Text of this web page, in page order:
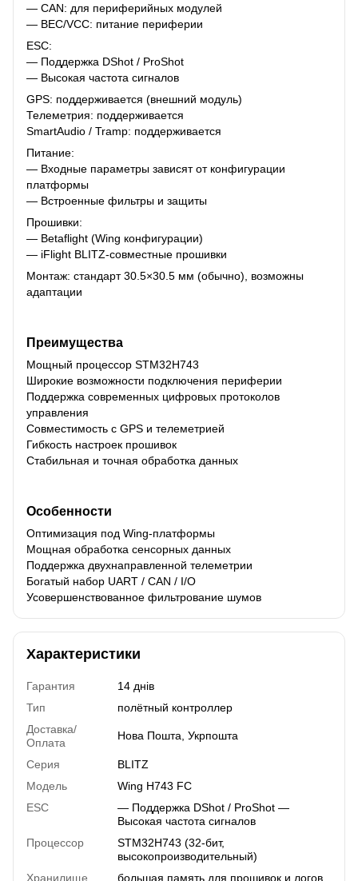
— CAN: для периферийных модулей
— BEC/VCC: питание периферии
ESC:
— Поддержка DShot / ProShot
— Высокая частота сигналов
GPS: поддерживается (внешний модуль)
Телеметрия: поддерживается
SmartAudio / Tramp: поддерживается
Питание:
— Входные параметры зависят от конфигурации
платформы
— Встроенные фильтры и защиты
Прошивки:
— Betaflight (Wing конфигурации)
— iFlight BLITZ-совместные прошивки
Монтаж: стандарт 30.5×30.5 мм (обычно), возможны
адаптации
Преимущества
Мощный процессор STM32H743
Широкие возможности подключения периферии
Поддержка современных цифровых протоколов
управления
Совместимость с GPS и телеметрией
Гибкость настроек прошивок
Стабильная и точная обработка данных
Особенности
Оптимизация под Wing-платформы
Мощная обработка сенсорных данных
Поддержка двухнаправленной телеметрии
Богатый набор UART / CAN / I/O
Усовершенствованное фильтрование шумов
Характеристики
Гарантия
14 днів
Тип
полётный контроллер
Доставка/
Оплата
Нова Пошта, Укрпошта
Серия
BLITZ
Модель
Wing H743 FC
ESC
— Поддержка DShot / ProShot —
Высокая частота сигналов
Процессор
STM32H743 (32-бит,
высокопроизводительный)
Хранилище
большая память для прошивок и логов